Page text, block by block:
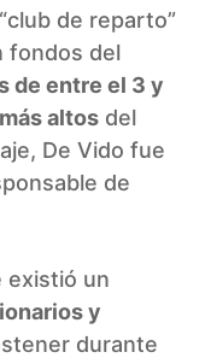
de reparto”
fondos del
de entre el 3 y
altos del
De Vido fue
de
existió un
y
durante